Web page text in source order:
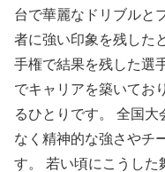
台で華麗なドリブルと
者に強い印象を残した
手権で結果を残した選
でキャリアを築いてお
るひとりです。 全国
なく精神的な強さやチ
す。 若い頃にこうした